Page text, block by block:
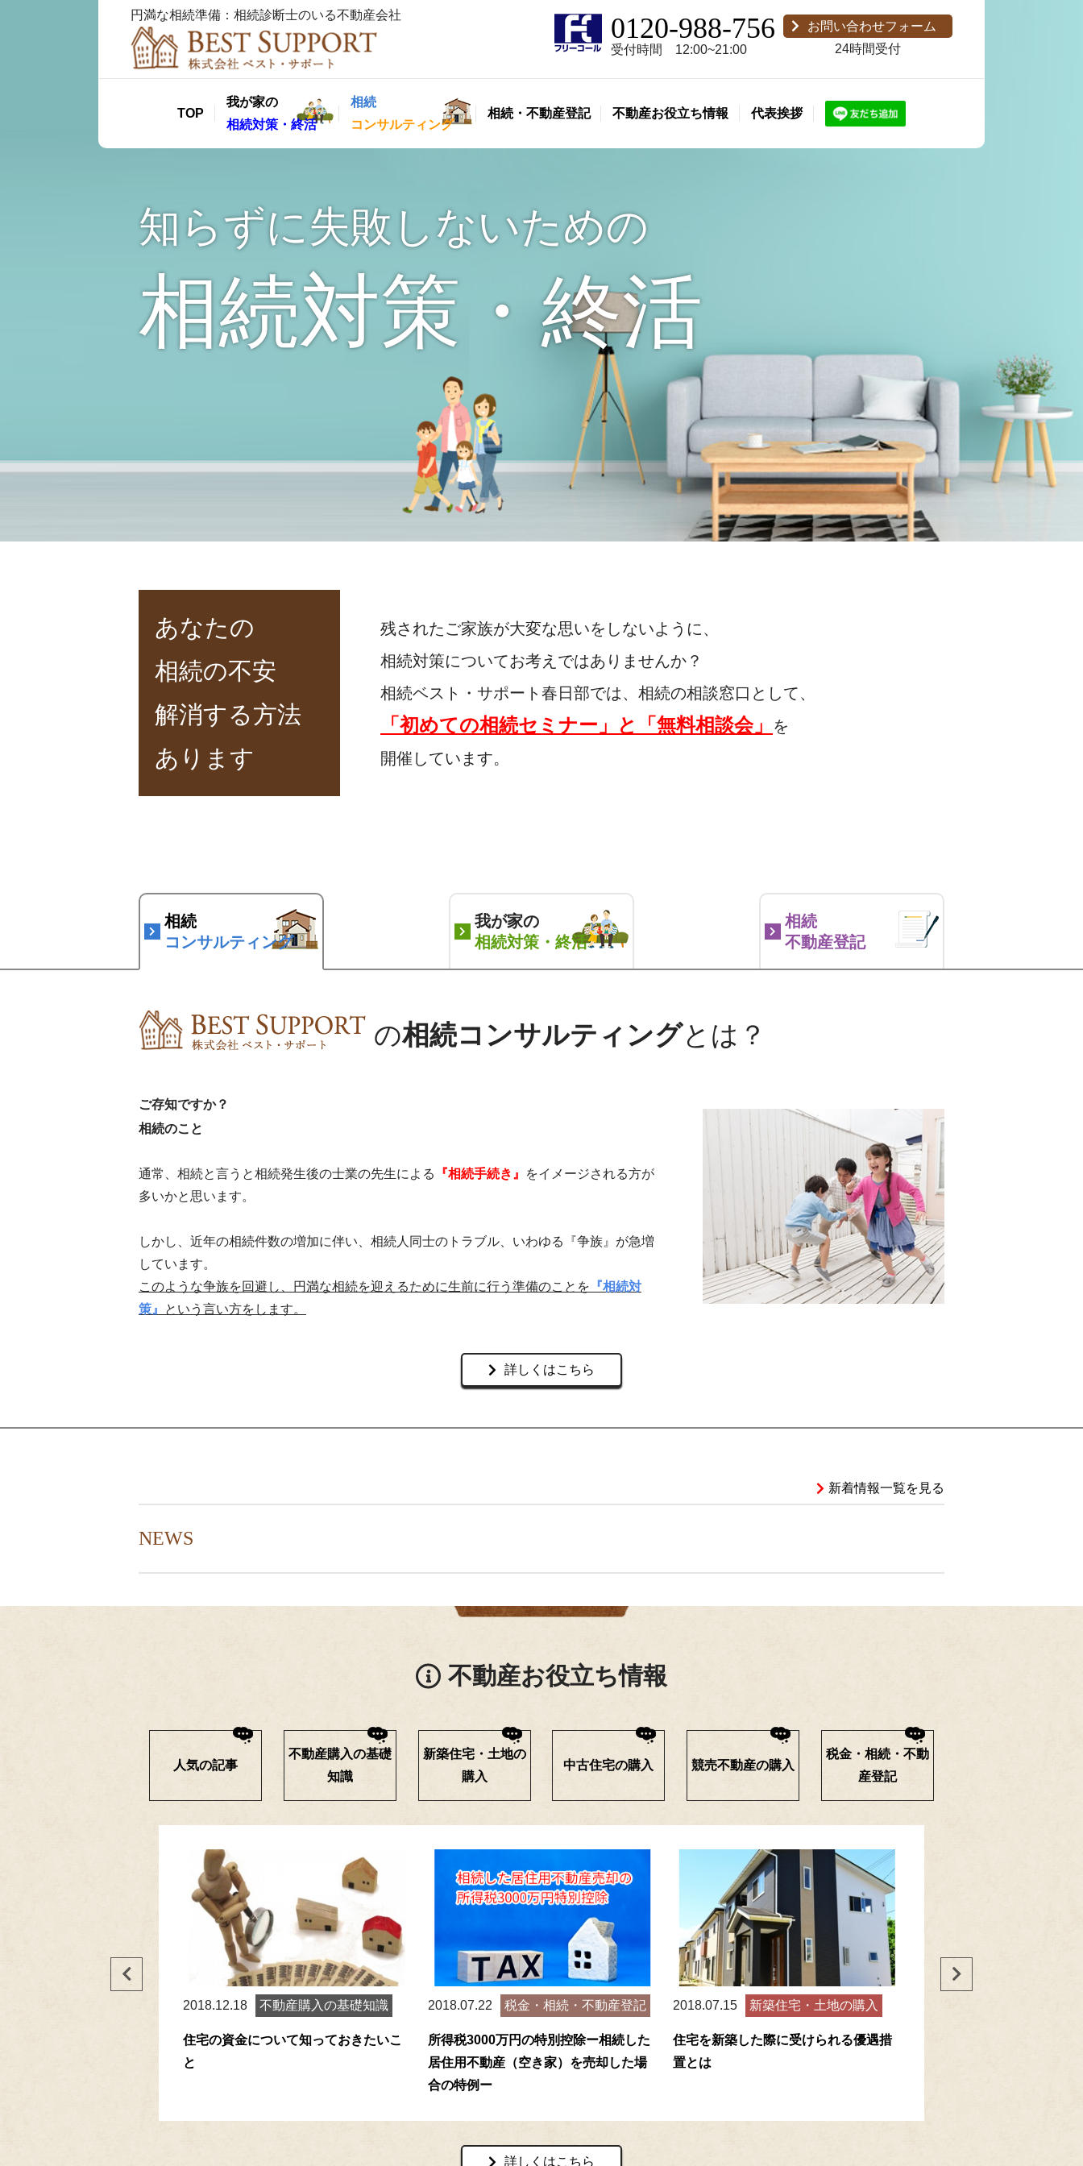
円満な相続準備：相続診断士のいる不動産会社 0120-988-756
受付時間 12:00~21:00
お問い合わせフォーム
24時間受付
TOP
我が家の
相続対策・終活
相続
コンサルティング
相続・不動産登記 不動産お役立ち情報 代表挨拶
知らずに失敗しないための
相続対策・終活
あなたの
相続の不安
解消する方法
あります
残されたご家族が大変な思いをしないように、
相続対策についてお考えではありませんか？
相続ベスト・サポート春日部では、相続の相談窓口として、
「初めての相続セミナー」と「無料相談会」
を
開催しています。
相続
コンサルティング
我が家の
相続対策・終活
相続
不動産登記
の相続コンサルティングとは？
ご存知ですか？
相続のこと
通常、相続と言うと相続発生後の士業の先生による 『相続手続き』
をイメージされる方が
多いかと思います。
しかし、近年の相続件数の増加に伴い、相続人同士のトラブル、いわゆる『争族』が急増
しています。
このような争族を回避し、円満な相続を迎えるために生前に行う準備のことを 『相続対
策』
という言い方をします。
詳しくはこちら
新着情報一覧を見る
NEWS
不動産お役立ち情報
人気の記事
不動産購入の基礎
知識
新築住宅・土地の
購入
中古住宅の購入 競売不動産の購入
税金・相続・不動
産登記
2018.12.18 不動産購入の基礎知識
住宅の資金について知っておきたいこ
と
2018.07.22 税金・相続・不動産登記
所得税3000万円の特別控除ー相続した
居住用不動産（空き家）を売却した場
合の特例ー
2018.07.15 新築住宅・土地の購入
住宅を新築した際に受けられる優遇措
置とは
詳しくはこちら